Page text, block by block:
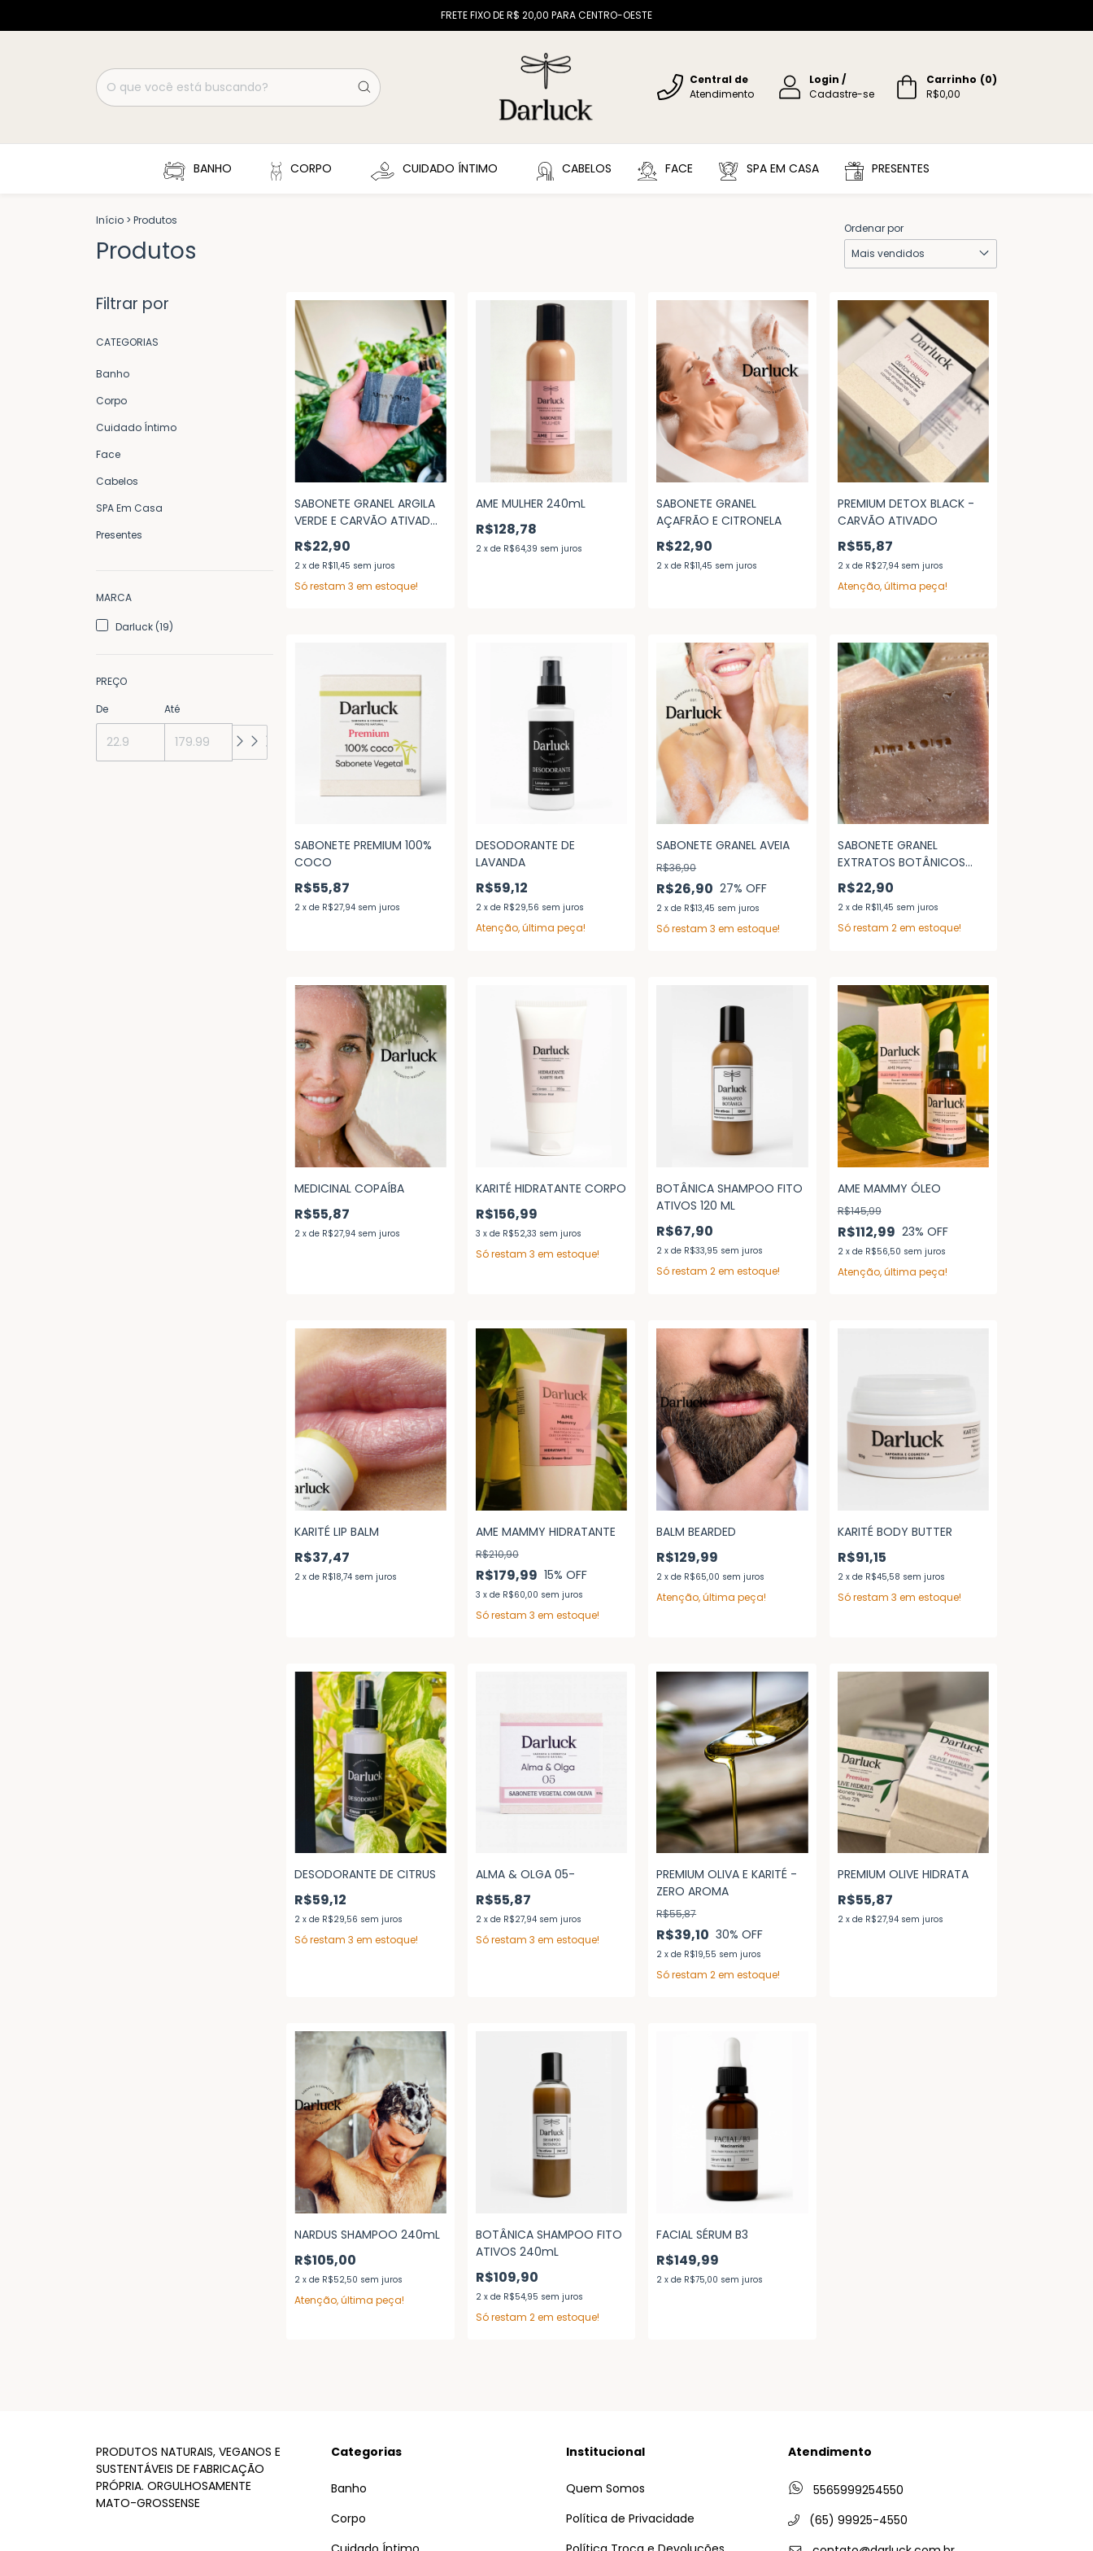
FRETE FIXO DE R$ 20,00 PARA CENTRO-OESTE
Central de
Atendimento
Login /
Cadastre-se
Carrinho (0)
R$0,00
BANHO CORPO CUIDADO ÍNTIMO CABELOS FACE SPA EM CASA PRESENTES
Início > Produtos
Produtos
Ordenar por
Filtrar por
CATEGORIAS
Banho
Corpo
Cuidado Íntimo
Face
Cabelos
SPA Em Casa
Presentes
MARCA
Darluck (19)
PREÇO
De
Até
SABONETE GRANEL ARGILA
VERDE E CARVÃO ATIVADO
EDIÇÃO LIMITADA
R$22,90
2 xde R$11,45 sem juros
Só restam3 em estoque!
AME MULHER 240mL
R$128,78
2 x de R$64,39 sem juros
SABONETE GRANEL
AÇAFRÃO E CITRONELA
R$22,90
2 xde R$11,45 sem juros
PREMIUM DETOX BLACK -
CARVÃO ATIVADO
R$55,87
2 x de R$27,94 sem juros
Atenção, última peça!
SABONETE PREMIUM 100%
COCO
R$55,87
2 xde R$27,94 sem juros
DESODORANTE DE
LAVANDA
R$59,12
2 x de R$29,56 sem juros
Atenção, última peça!
SABONETE GRANEL AVEIA
R$26,90
R$36,90
27% OFF
2 xde R$13,45 sem juros
Só restam3 em estoque!
SABONETE GRANEL
EXTRATOS BOTÂNICOS
JABORANDI
R$22,90
2 x de R$11,45 sem juros
Só restam 2em estoque!
MEDICINAL COPAÍBA
R$55,87
2 xde R$27,94 sem juros
KARITÉ HIDRATANTE CORPO
R$156,99
3 x de R$52,33 sem juros
Só restam 3 em estoque!
BOTÂNICA SHAMPOO FITO
ATIVOS 120 ML
R$67,90
2 xde R$33,95 sem juros
Só restam2em estoque!
AME MAMMY ÓLEO
R$112,99
R$145,99
23% OFF
2 x de R$56,50 sem juros
Atenção, última peça!
KARITÉ LIP BALM
R$37,47
2 xde R$18,74 sem juros
AME MAMMY HIDRATANTE
R$179,99
R$210,90
15% OFF
3 x de R$60,00 sem juros
Só restam 3 em estoque!
BALM BEARDED
R$129,99
2 xde R$65,00 sem juros
Atenção, última peça!
KARITÉ BODY BUTTER
R$91,15
2 x de R$45,58 sem juros
Só restam 3 em estoque!
DESODORANTE DE CITRUS
R$59,12
2 xde R$29,56 sem juros
Só restam3 em estoque!
ALMA & OLGA 05-
R$55,87
2 x de R$27,94 sem juros
Só restam 3 em estoque!
PREMIUM OLIVA E KARITÉ -
ZERO AROMA
R$39,10
R$55,87
30% OFF
2 xde R$19,55 sem juros
Só restam2em estoque!
PREMIUM OLIVE HIDRATA
R$55,87
2 x de R$27,94 sem juros
NARDUS SHAMPOO 240mL
R$105,00
2 xde R$52,50 sem juros
Atenção, última peça!
BOTÂNICA SHAMPOO FITO
ATIVOS 240mL
R$109,90
2 x de R$54,95 sem juros
Só restam 2em estoque!
FACIAL SÉRUM B3
R$149,99
2 xde R$75,00 sem juros
PRODUTOS NATURAIS, VEGANOS E
SUSTENTÁVEIS DE FABRICAÇÃO
PRÓPRIA. ORGULHOSAMENTE
MATO-GROSSENSE
Categorias
Banho
Corpo
Institucional
Quem Somos
Política de Privacidade
Atendimento
5565999254550
(65) 99925-4550